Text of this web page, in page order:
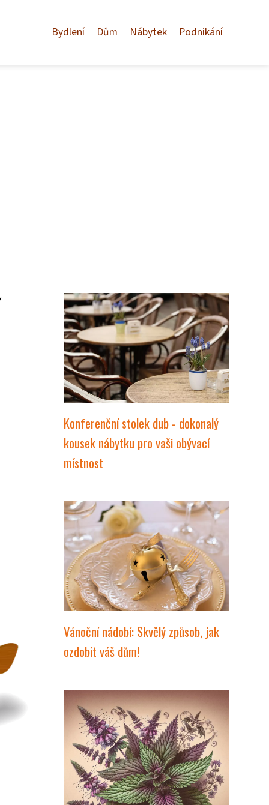
Bydlení Dům Nábytek Podnikání
Konferenční stolek dub - dokonalý
kousek nábytku pro vaši obývací
místnost
Vánoční nádobí: Skvělý způsob, jak
ozdobit váš dům!